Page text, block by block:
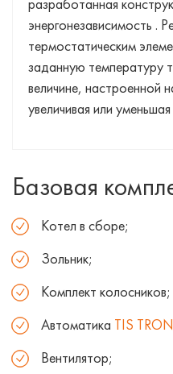
разработанная
энергонезависимость .
термостатическим
заданную температуру
величине, настроенной
увеличивая или
Базовая
Котел в сборе;
Зольник;
Комплект колосников;
Автоматика TIS
Вентилятор;